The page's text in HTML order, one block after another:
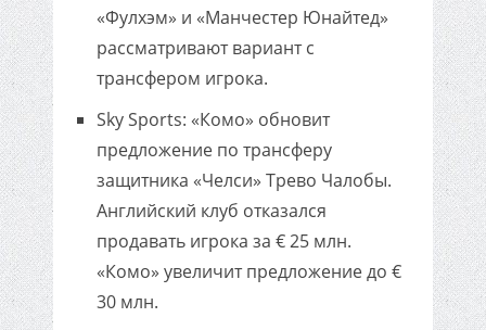
«Фулхэм» и «Манчестер Юнайтед»
рассматривают вариант с
трансфером игрока.
Sky Sports: «Комо» обновит
предложение по трансферу
защитника «Челси» Трево Чалобы.
Английский клуб отказался
продавать игрока за € 25 млн.
«Комо» увеличит предложение до €
30 млн.